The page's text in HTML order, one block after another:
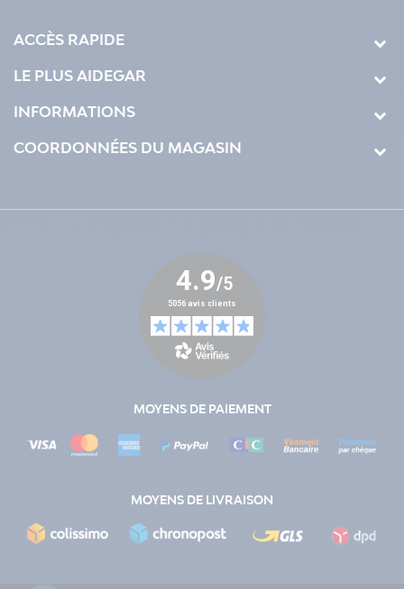
ACCÈS RAPIDE
LE PLUS AIDEGAR
INFORMATIONS
COORDONNÉES DU MAGASIN
MOYENS DE PAIEMENT
MOYENS DE LIVRAISON